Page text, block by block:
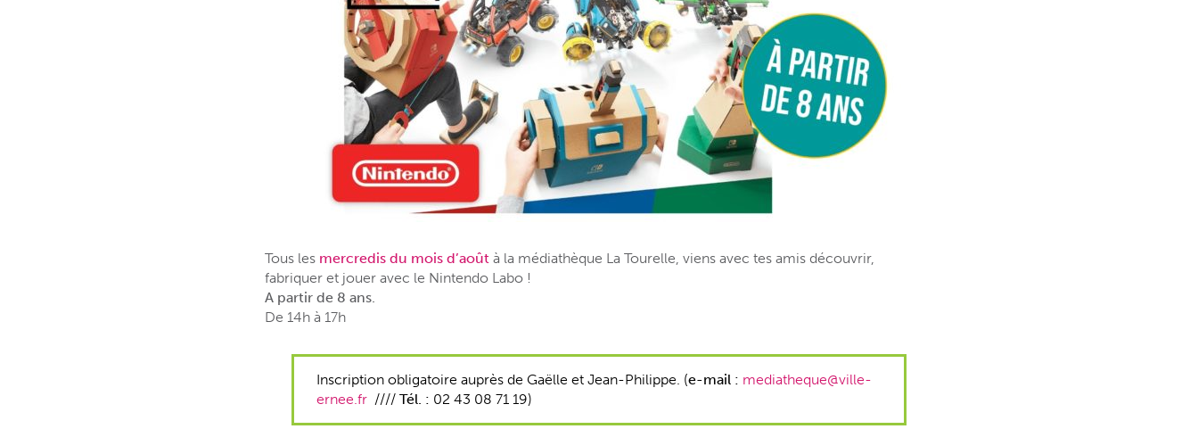
Tous les mercredis du mois d’août à la médiathèque La Tourelle, viens avec tes amis découvrir,
fabriquer et jouer avec le Nintendo Labo !
A partir de 8 ans.
De 14h à 17h
Inscription obligatoire auprès de Gaëlle et Jean-Philippe. (e-mail : mediatheque@ville-
ernee.fr //// Tél. : 02 43 08 71 19)